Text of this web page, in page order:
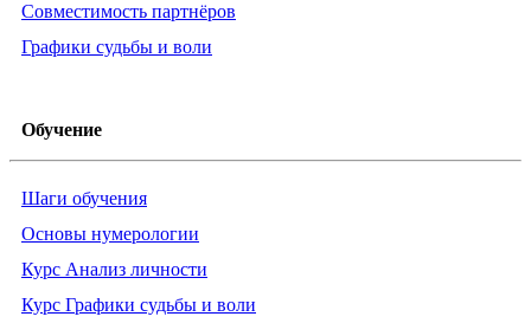
Совместимость партнёров
Графики судьбы и воли
Обучение
Шаги обучения
Основы нумерологии
Курс Анализ личности
Курс Графики судьбы и воли